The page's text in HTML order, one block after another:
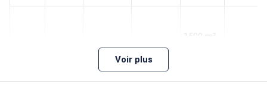
1500 m²
Voir plus